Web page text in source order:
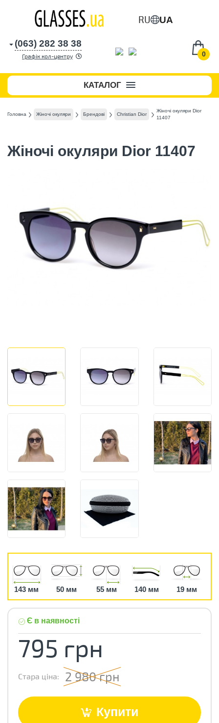
RU UA
0
(063) 282 38 38
Графік кол-центру
КАТАЛОГ
Головна Жіночі окуляри Брендові Christian Dior
Жіночі окуляри Dior
11407
Жіночі окуляри Dior 11407
143 мм 50 мм 55 мм 140 мм 19 мм
Є в наявності
795 грн
Стара ціна: 2 980 грн
Купити